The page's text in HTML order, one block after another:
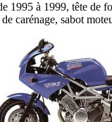
1995 à 1999, tête de
carénage, sabot